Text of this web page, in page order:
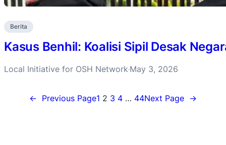
Berita
Kasus Benhil: Koalisi Sipil Desak
Local Initiative for OSH Network·May 3, 2026
← Previous Page1 2 3 4 … 44Next Page →